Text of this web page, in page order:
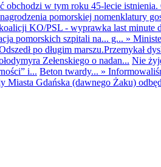
obchodzi w tym roku 45-lecie
pomorskiej nomenklatury
KO/PSL - wyprawka last minute
pomorskich szpitali na... g... »
po długim marszu.Przemykał
Zełenskiego o nadan... Nie
i... Beton twardy... »
Miasta Gdańska (dawnego Żaku)